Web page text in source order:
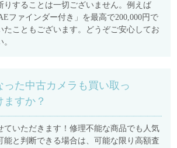
りすることは一切ございません。例えば
ファインダー付き」を最高で200,000円で
たこともございます。どうぞご安心してお
った中古カメラも買い取っ
すか？
ていただきます！修理不能な商品でも人気
能と判断できる場合は、可能な限り高額査